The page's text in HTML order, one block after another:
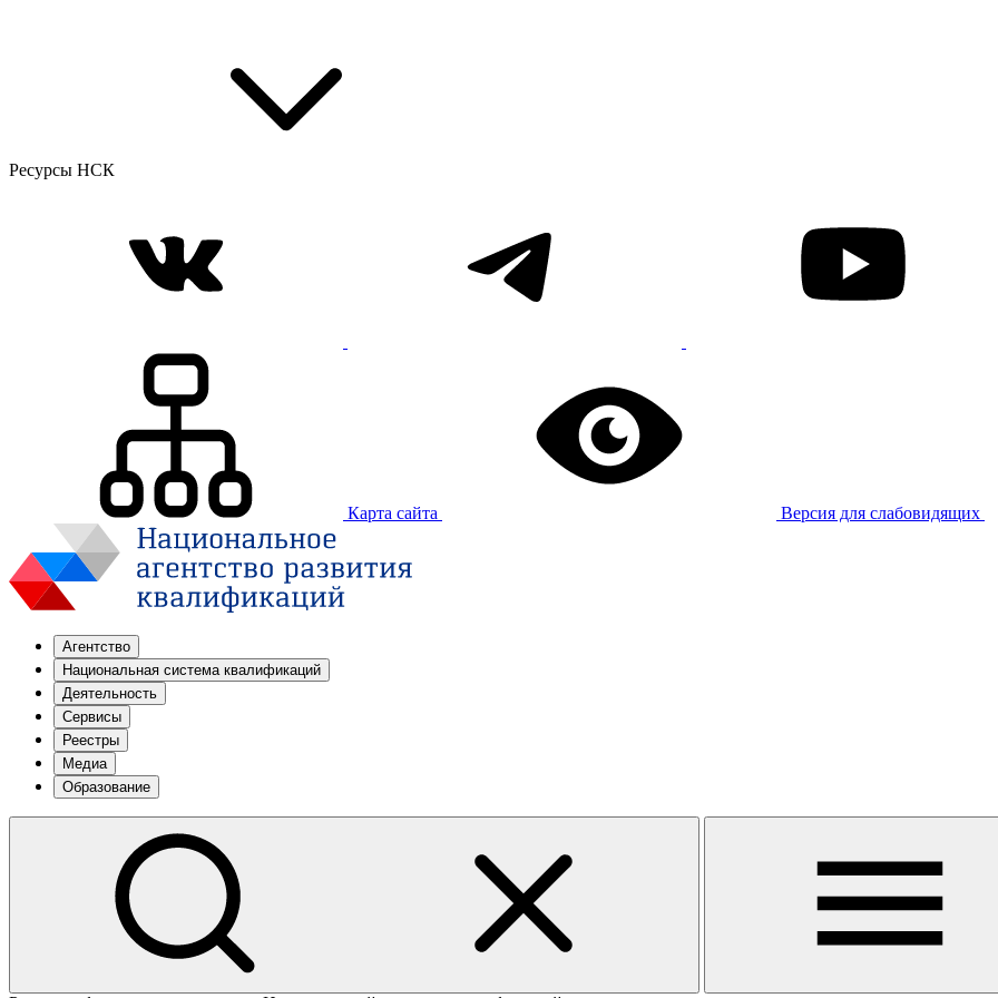
Ресурсы НСК
Карта сайта Версия для слабовидящих
Агентство
Национальная система квалификаций
Деятельность
Сервисы
Реестры
Медиа
Образование